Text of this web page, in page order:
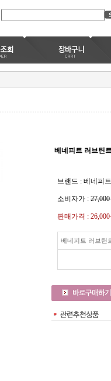
베네피트 러브틴
브랜드 : 베네피트
소비자가 : 27,000
판매가격 : 26,000
베네피트 러브틴